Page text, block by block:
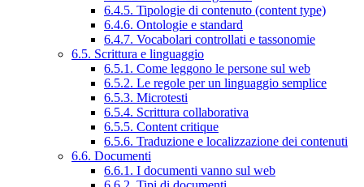
6.4.5. Tipologie di contenuto (content type)
6.4.6. Ontologie e standard
6.4.7. Vocabolari controllati e tassonomie
6.5. Scrittura e linguaggio
6.5.1. Come leggono le persone sul web
6.5.2. Le regole per un linguaggio semplice
6.5.3. Microtesti
6.5.4. Scrittura collaborativa
6.5.5. Content critique
6.5.6. Traduzione e localizzazione dei contenuti
6.6. Documenti
6.6.1. I documenti vanno sul web